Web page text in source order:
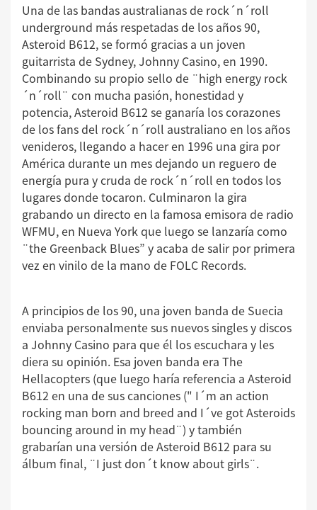
Una de las bandas australianas de rock´n´roll
underground más respetadas de los años 90,
Asteroid B612, se formó gracias a un joven
guitarrista de Sydney, Johnny Casino, en 1990.
Combinando su propio sello de ¨high energy rock
´n´roll¨ con mucha pasión, honestidad y
potencia, Asteroid B612 se ganaría los corazones
de los fans del rock´n´roll australiano en los años
venideros, llegando a hacer en 1996 una gira por
América durante un mes dejando un reguero de
energía pura y cruda de rock´n´roll en todos los
lugares donde tocaron. Culminaron la gira
grabando un directo en la famosa emisora de radio
WFMU, en Nueva York que luego se lanzaría como
¨the Greenback Blues” y acaba de salir por primera
vez en vinilo de la mano de FOLC Records.
A principios de los 90, una joven banda de Suecia
enviaba personalmente sus nuevos singles y discos
a Johnny Casino para que él los escuchara y les
diera su opinión. Esa joven banda era The
Hellacopters (que luego haría referencia a Asteroid
B612 en una de sus canciones (" I´m an action
rocking man born and breed and I´ve got Asteroids
bouncing around in my head¨) y también
grabarían una versión de Asteroid B612 para su
álbum final, ¨I just don´t know about girls¨.